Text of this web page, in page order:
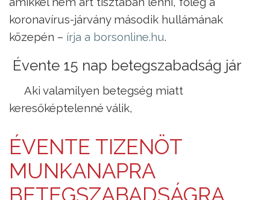
koronavírus-járvány második hullámának
közepén – írja a borsonline.hu.
Évente 15 nap betegszabadság jár
Aki valamilyen betegség miatt
keresőképtelenné válik,
ÉVENTE TIZENÖT
MUNKANAPRA
BETEGSZABADSÁGRA